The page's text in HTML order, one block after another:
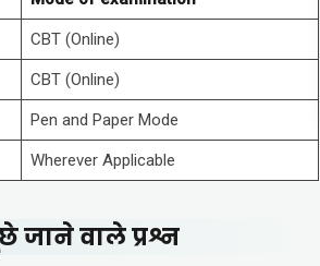
CBT (Online)
CBT (Online)
Pen and Paper Mode
Wherever Applicable
जाने वाले प्रश्न